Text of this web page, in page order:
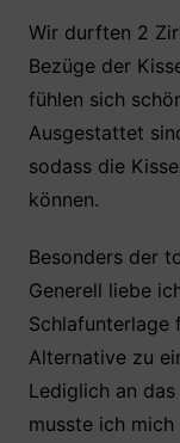
Wir durften 2
Bezüge der
fühlen sich
Ausgestattet
sodass die
können.
Besonders der
Generell liebe
Schlafunterlage
Alternative zu
Lediglich an
musste ich